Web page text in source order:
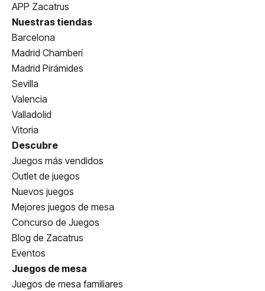
APP Zacatrus
Nuestras tiendas
Barcelona
Madrid Chamberí
Madrid Pirámides
Sevilla
Valencia
Valladolid
Vitoria
Descubre
Juegos más vendidos
Outlet de juegos
Nuevos juegos
Mejores juegos de mesa
Concurso de Juegos
Blog de Zacatrus
Eventos
Juegos de mesa
Juegos de mesa familiares